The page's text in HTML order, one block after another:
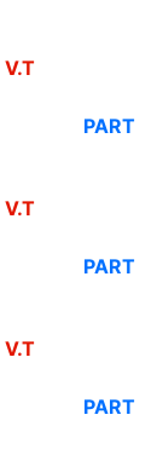
V.T
PART
V.T
PART
V.T
PART